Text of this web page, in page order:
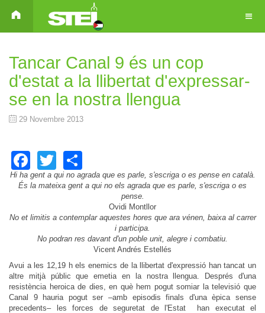
Tancar Canal 9 és un cop
d'estat a la llibertat d'expressar-
se en la nostra llengua
29 Novembre 2013
Facebook
Twitter
Hi ha gent a qui no agrada que es parle, s'escriga o es pense en català.
És la mateixa gent a qui no els agrada que es parle, s'escriga o es
pense.
Ovidi Montllor
No et limitis a contemplar aquestes hores que ara vénen, baixa al carrer
i participa.
No podran res davant d'un poble unit, alegre i combatiu.
Vicent Andrés Estellés
Avui a les 12,19 h els enemics de la llibertat d'expressió han tancat un
altre mitjà públic que emetia en la nostra llengua. Després d'una
resistència heroica de dies, en què hem pogut somiar la televisió que
Canal 9 hauria pogut ser –amb episodis finals d'una èpica sense
precedents– les forces de seguretat de l'Estat han executat el